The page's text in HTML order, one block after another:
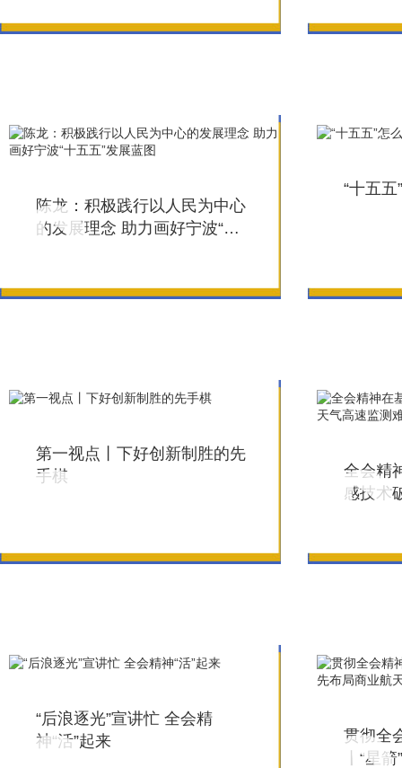
陈龙：积极践行以人民为中心
的发展理念 助力画好宁波“十
“十五
第一视点丨下好创新制胜的先
手棋
全会精
感技术
“后浪逐光”宣讲忙 全会精
神“活”起来
贯彻全
丨“星